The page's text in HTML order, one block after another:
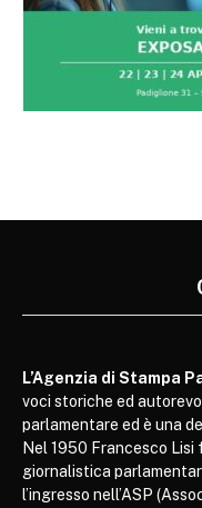
L’Agenzia di Stampa
voci storiche ed
parlamentare ed è una
Nel 1950 Francesco
giornalistica
l’ingresso nell’ASP